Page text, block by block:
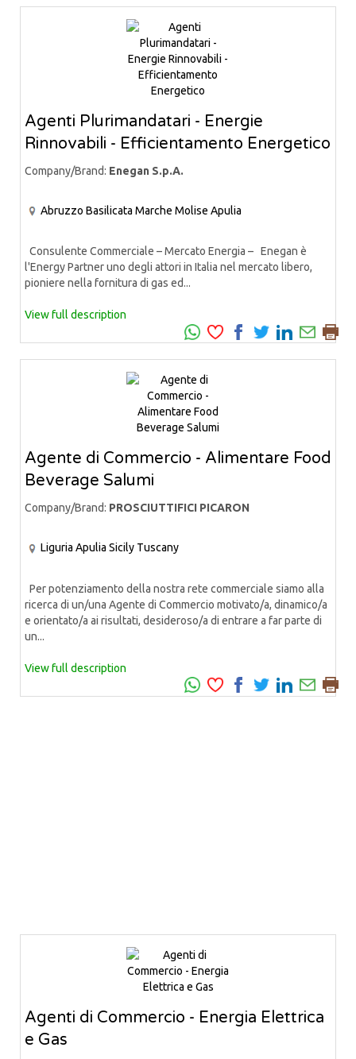
Agenti Plurimandatari - Energie
Rinnovabili - Efficientamento Energetico
Company/Brand: Enegan S.p.A.
Abruzzo Basilicata Marche Molise Apulia
Consulente Commerciale – Mercato Energia – Enegan è
l'Energy Partner uno degli attori in Italia nel mercato libero,
pioniere nella fornitura di gas ed...
View full description
Agente di Commercio - Alimentare Food
Beverage Salumi
Company/Brand: PROSCIUTTIFICI PICARON
Liguria Apulia Sicily Tuscany
Per potenziamento della nostra rete commerciale siamo alla
ricerca di un/una Agente di Commercio motivato/a, dinamico/a
e orientato/a ai risultati, desideroso/a di entrare a far parte di
un...
View full description
Agenti di Commercio - Energia Elettrica
e Gas